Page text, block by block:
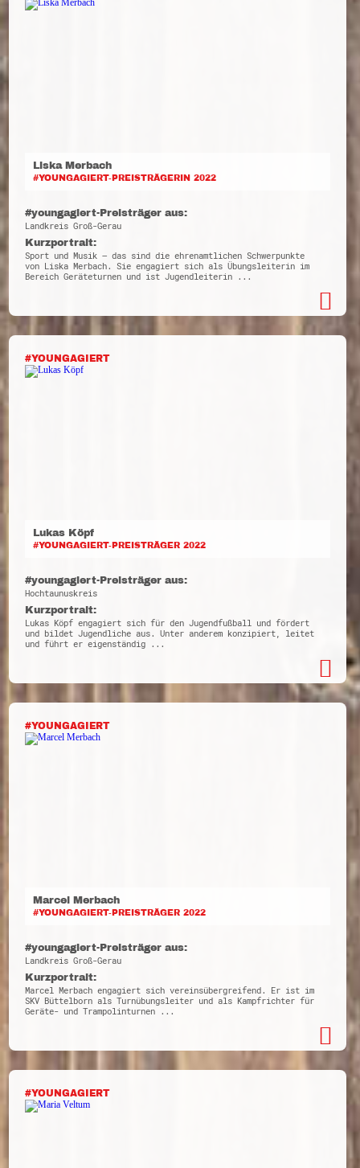
Liska Merbach
#YOUNGAGIERT-PREISTRÄGERIN 2022
#youngagiert-Preisträger aus:
Landkreis Groß-Gerau
Kurzportrait:
Sport und Musik – das sind die ehrenamtlichen Schwerpunkte
von Liska Merbach. Sie engagiert sich als Übungsleiterin im
Bereich Geräteturnen und ist Jugendleiterin ...
#YOUNGAGIERT
Lukas Köpf
#YOUNGAGIERT-PREISTRÄGER 2022
#youngagiert-Preisträger aus:
Hochtaunuskreis
Kurzportrait:
Lukas Köpf engagiert sich für den Jugendfußball und fördert
und bildet Jugendliche aus. Unter anderem konzipiert, leitet
und führt er eigenständig ...
#YOUNGAGIERT
Marcel Merbach
#YOUNGAGIERT-PREISTRÄGER 2022
#youngagiert-Preisträger aus:
Landkreis Groß-Gerau
Kurzportrait:
Marcel Merbach engagiert sich vereinsübergreifend. Er ist im
SKV Büttelborn als Turnübungsleiter und als Kampfrichter für
Geräte- und Trampolinturnen ...
#YOUNGAGIERT